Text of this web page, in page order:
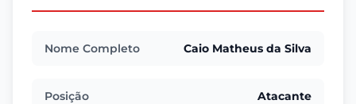
Nome Completo Caio Matheus da Silva
Posição Atacante